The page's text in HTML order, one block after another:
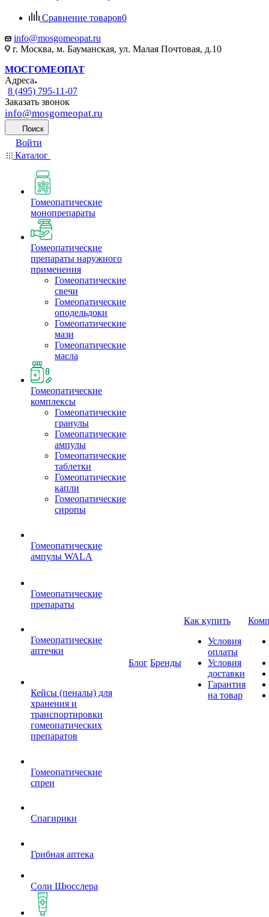
Сравнение товаров0
info@mosgomeopat.ru
г. Москва, м. Бауманская, ул. Малая Почтовая, д.10
МОСГОМЕОПАТ
Адреса
8 (495) 795-11-07
Заказать звонок
info@mosgomeopat.ru
Поиск
Войти
Каталог
Гомеопатические
монопрепараты
Гомеопатические
препараты наружного
применения
Гомеопатические
свечи
Гомеопатические
оподельдоки
Гомеопатические
мази
Гомеопатические
масла
Гомеопатические
комплексы
Гомеопатические
гранулы
Гомеопатические
ампулы
Гомеопатические
таблетки
Гомеопатические
капли
Гомеопатические
сиропы
Гомеопатические
ампулы WALA
Гомеопатические
препараты
Гомеопатические
аптечки
Кейсы (пеналы) для
хранения и
транспортировки
гомеопатических
препаратов
Гомеопатические
спреи
Спагирики
Грибная аптека
Соли Шюсслера
Блог Бренды
Как купить
Условия
оплаты
Условия
доставки
Гарантия
на товар